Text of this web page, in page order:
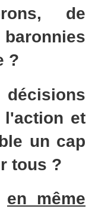
de
?
et
un cap
tous ?
en même